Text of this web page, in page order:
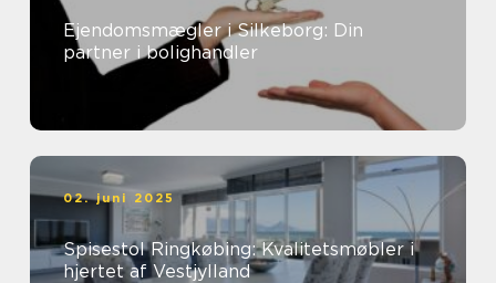
Ejendomsmægler i Silkeborg: Din
partner i bolighandler
02. juni 2025
Spisestol Ringkøbing: Kvalitetsmøbler i
hjertet af Vestjylland